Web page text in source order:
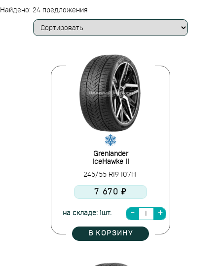
Найдено: 24 предложения
Grenlander
IceHawke II
245/55 R19 107H
7 670 ₽
на складе: 1шт.
В КОРЗИНУ